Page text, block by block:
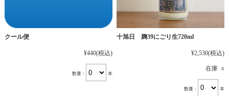
クール便
¥440(税込)
数量： 本
十旭日 麹39にごり生720ml
¥2,530(税込)
在庫 ○
数量： 本